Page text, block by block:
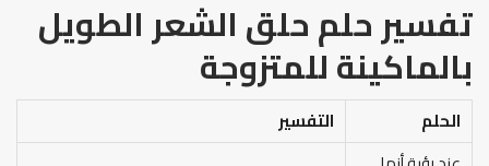
تفسير حلم حلق الشعر الطويل
بالماكينة للمتزوجة
الحلم
التفسير